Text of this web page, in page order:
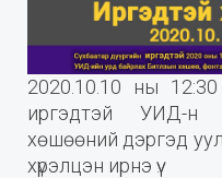
2020.10.10 ны 12:30
иргэдтэй УИД-н
хөшөөний дэргэд
хүрэлцэн ирнэ үү.